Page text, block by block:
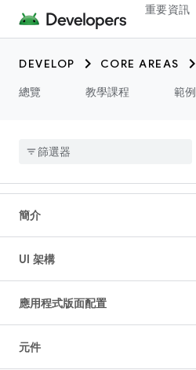
重要資訊
DEVELOP CORE AREAS
總覽
教學課程 範例
簡介
UI 架構
應用程式版面配置
元件